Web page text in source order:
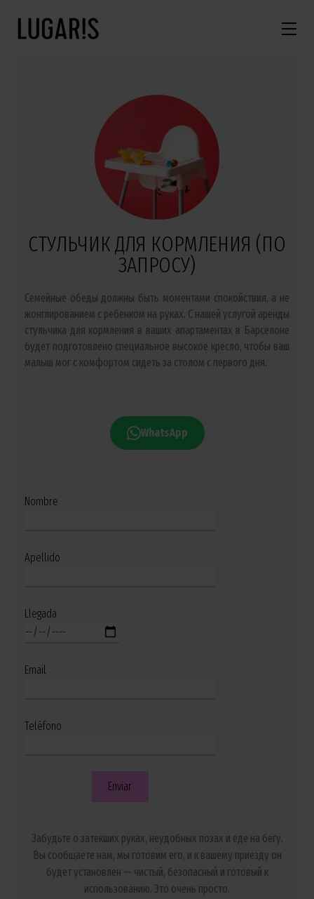
СТУЛЬЧИК ДЛЯ КОРМЛЕНИЯ (ПО
ЗАПРОСУ)
Семейные обеды должны быть моментами спокойствия, а не
жонглированием с ребенком на руках. С нашей услугой аренды
стульчика для кормления в ваших апартаментах в Барселоне
будет подготовлено специальное высокое кресло, чтобы ваш
малыш мог с комфортом сидеть за столом с первого дня.
WhatsApp
Nombre
Apellido
Llegada
Email
Teléfono
Забудьте о затекших руках, неудобных позах и еде на бегу.
Вы сообщаете нам, мы готовим его, и к вашему приезду он
будет установлен — чистый, безопасный и готовый к
использованию. Это очень просто.